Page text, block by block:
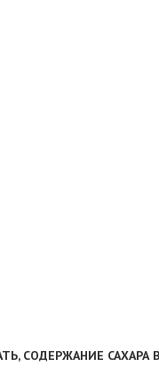
СОДЕРЖАНИЕ САХАРА